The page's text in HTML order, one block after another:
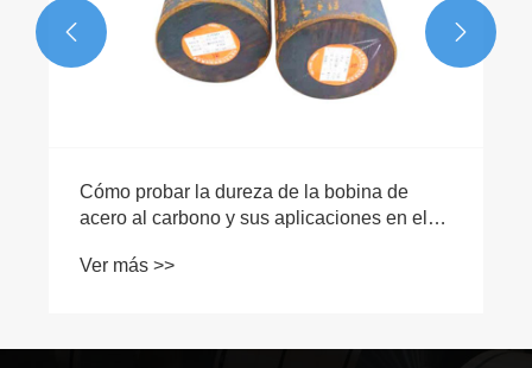
Cómo probar la dureza de la bobina de
acero al carbono y sus aplicaciones en el
Ver más >>
 